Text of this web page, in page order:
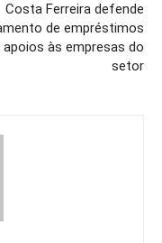
Costa Ferreira defende
de empréstimos
apoios às empresas do
setor